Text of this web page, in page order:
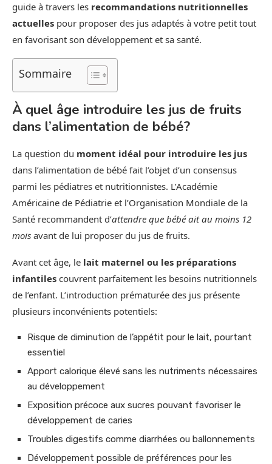
guide à travers les recommandations nutritionnelles
actuelles pour proposer des jus adaptés à votre petit tout
en favorisant son développement et sa santé.
Sommaire
À quel âge introduire les jus de fruits
dans l’alimentation de bébé?
La question du moment idéal pour introduire les jus
dans l’alimentation de bébé fait l’objet d’un consensus
parmi les pédiatres et nutritionnistes. L’Académie
Américaine de Pédiatrie et l’Organisation Mondiale de la
Santé recommandent d’attendre que bébé ait au moins 12
mois avant de lui proposer du jus de fruits.
Avant cet âge, le lait maternel ou les préparations
infantiles couvrent parfaitement les besoins nutritionnels
de l’enfant. L’introduction prématurée des jus présente
plusieurs inconvénients potentiels:
Risque de diminution de l’appétit pour le lait, pourtant
essentiel
Apport calorique élevé sans les nutriments nécessaires
au développement
Exposition précoce aux sucres pouvant favoriser le
développement de caries
Troubles digestifs comme diarrhées ou ballonnements
Développement possible de préférences pour les